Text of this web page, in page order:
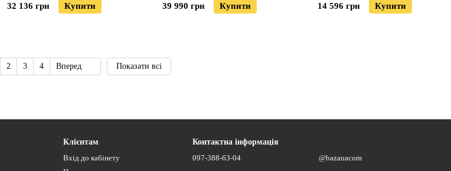
32 136 грн Купити 39 990 грн Купити 14 596 грн Купити
2 3 4 Вперед Показати всі
Клієнтам
Вхід до кабінету
Контактна інформація
097-388-63-04
@bazauacom